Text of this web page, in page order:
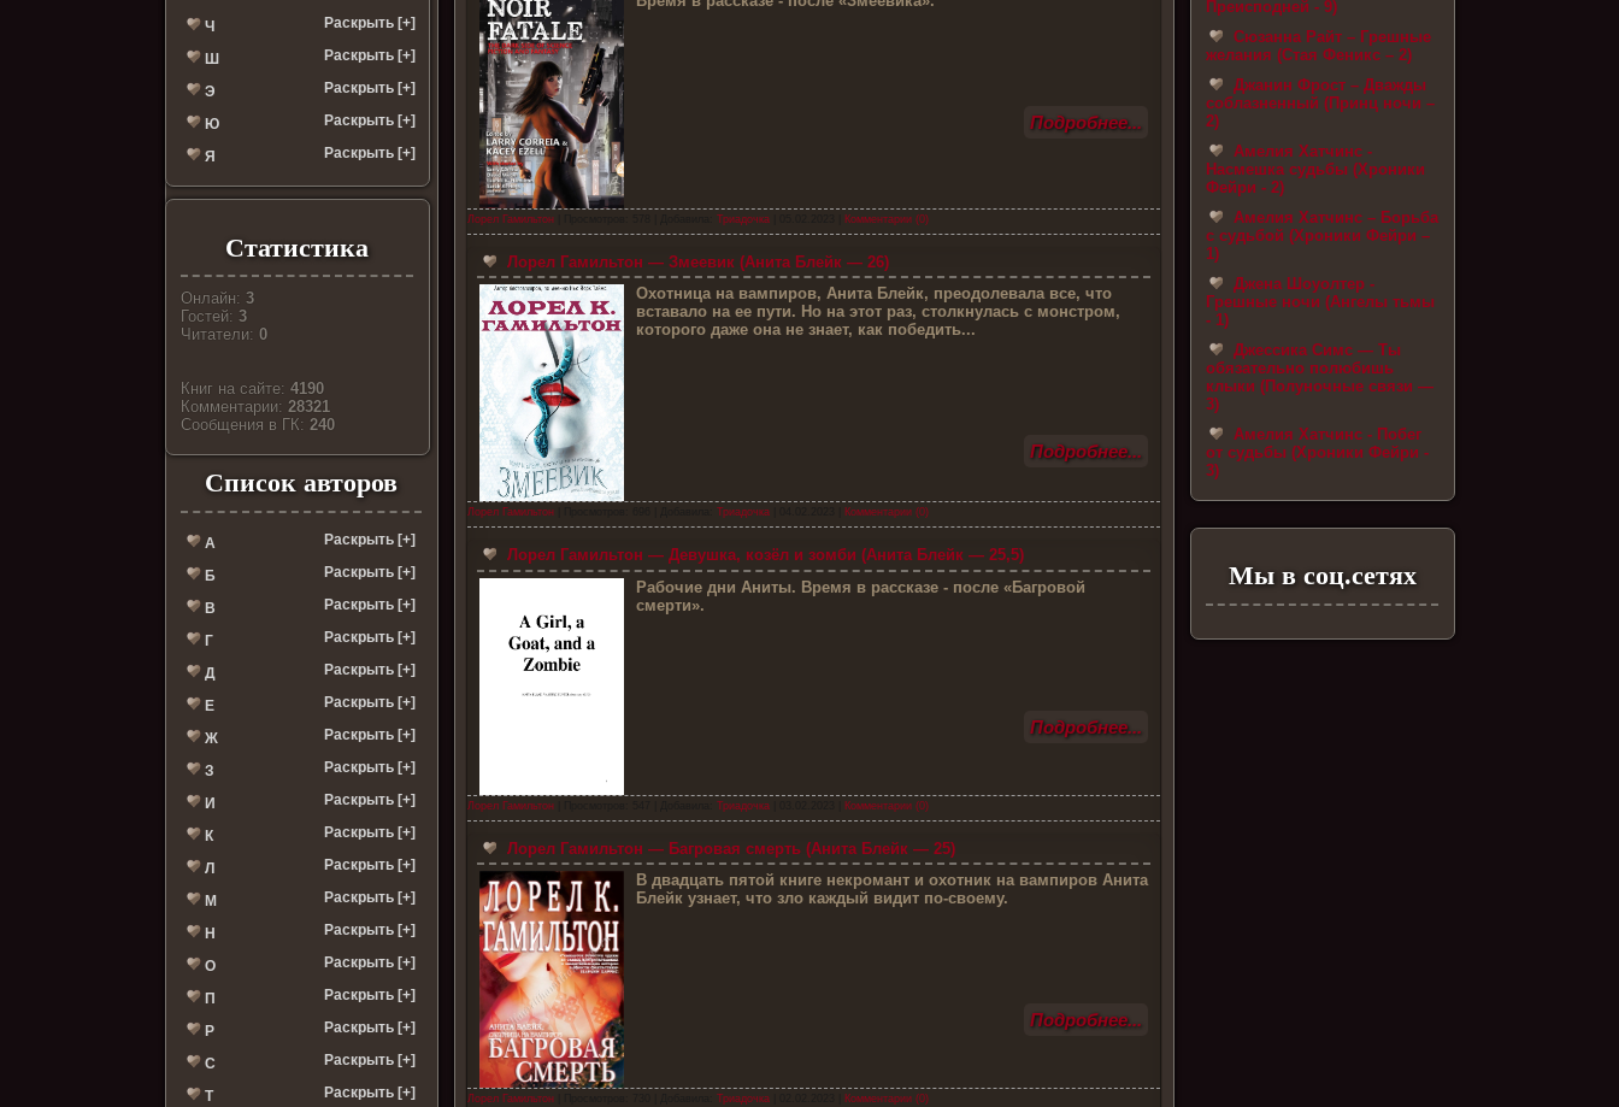
Ч Раскрыть [+]
Ш Раскрыть [+]
Э Раскрыть [+]
Ю Раскрыть [+]
Я Раскрыть [+]
Статистика
Онлайн: 3
Гостей: 3
Читатели: 0
Книг на сайте: 4190
Комментарии: 28321
Cообщения в ГК: 240
Список авторов
А Раскрыть [+]
Б Раскрыть [+]
В Раскрыть [+]
Г Раскрыть [+]
Д Раскрыть [+]
Е Раскрыть [+]
Ж Раскрыть [+]
З Раскрыть [+]
И Раскрыть [+]
К Раскрыть [+]
Л Раскрыть [+]
М Раскрыть [+]
Н Раскрыть [+]
О Раскрыть [+]
П Раскрыть [+]
Р Раскрыть [+]
С Раскрыть [+]
Т Раскрыть [+]
Подробнее...
Лорел Гамильтон| Просмотров: 578 | Добавила: Триадочка| Комментарии (0)
Лорел Гамильтон — Змеевик (Анита Блейк — 26)
Охотница на вампиров, Анита Блейк, преодолевала все, что
вставало на ее пути. Но на этот раз, столкнулась с монстром,
которого даже она не знает, как победить...
Подробнее...
Лорел Гамильтон| Просмотров: 696 | Добавила: Триадочка| Комментарии (0)
Лорел Гамильтон — Девушка, козёл и зомби (Анита Блейк — 25,5)
Рабочие дни Аниты. Время в рассказе - после «Багровой
смерти».
Подробнее...
Лорел Гамильтон| Просмотров: 547 | Добавила: Триадочка| Комментарии (0)
Лорел Гамильтон — Багровая смерть (Анита Блейк — 25)
Вдвадцать пятой книге некромант и охотник на вампиров Анита
Блейк узнает, что зло каждый видит по-своему.
Подробнее...
Лорел Гамильтон| Просмотров: 730 | Добавила: Триадочка| Комментарии (0)
Преисподней - 9)
Сюзанна Райт – Грешные
желания (Стая Феникс – 2)
Джанин Фрост – Дважды
соблазненный (Принц ночи –
2)
Амелия Хатчинс -
Насмешка судьбы (Хроники
Фейри - 2)
Амелия Хатчинс – Борьба
с судьбой (Хроники Фейри –
1)
Джена Шоуолтер -
Грешные ночи (Ангелы тьмы
- 1)
Джессика Симс — Ты
обязательно полюбишь
клыки (Полуночные связи —
3)
Амелия Хатчинс - Побег
от судьбы (Хроники Фейри -
3)
Мы в соц.сетях